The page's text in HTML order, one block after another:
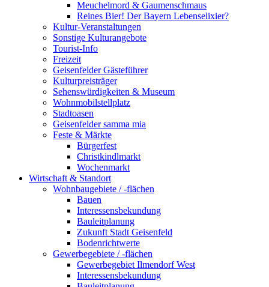
Meuchelmord & Gaumenschmaus
Reines Bier! Der Bayern Lebenselixier?
Kultur-Veranstaltungen
Sonstige Kulturangebote
Tourist-Info
Freizeit
Geisenfelder Gästeführer
Kulturpreisträger
Sehenswürdigkeiten & Museum
Wohnmobilstellplatz
Stadtoasen
Geisenfelder samma mia
Feste & Märkte
Bürgerfest
Christkindlmarkt
Wochenmarkt
Wirtschaft & Standort
Wohnbaugebiete / -flächen
Bauen
Interessensbekundung
Bauleitplanung
Zukunft Stadt Geisenfeld
Bodenrichtwerte
Gewerbegebiete / -flächen
Gewerbegebiet Ilmendorf West
Interessensbekundung